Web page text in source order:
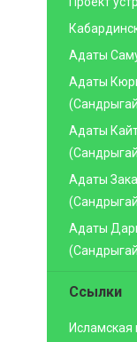
Адаты
Адаты
Адаты
Адаты
Адаты
Ссылки